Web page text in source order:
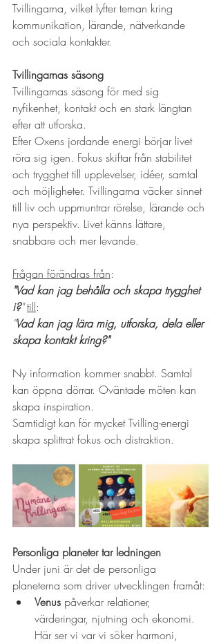
Tvillingarna, vilket lyfter teman kring
kommunikation, lärande, nätverkande
och sociala kontakter.
Tvillingarnas säsong
Tvillingarnas säsong för med sig
nyfikenhet, kontakt och en stark längtan
efter att utforska.
Efter Oxens jordande energi börjar livet
röra sig igen. Fokus skiftar från stabilitet
och trygghet till upplevelser, idéer, samtal
och möjligheter. Tvillingarna väcker sinnet
till liv och uppmuntrar rörelse, lärande och
nya perspektiv. Livet känns lättare,
snabbare och mer levande.
Frågan förändras från:
"Vad kan jag behålla och skapa trygghet
i?" till:
"Vad kan jag lära mig, utforska, dela eller
skapa kontakt kring?"
Ny information kommer snabbt. Samtal
kan öppna dörrar. Oväntade möten kan
skapa inspiration.
Samtidigt kan för mycket Tvilling-energi
skapa splittrat fokus och distraktion.
Personliga planeter tar ledningen
Under juni är det de personliga
planeterna som driver utvecklingen framåt:
Venus påverkar relationer,
värderingar, njutning och ekonomi.
Här ser vi var vi söker harmoni,